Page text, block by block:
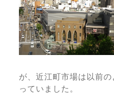
が、近江町市場は以前
っていました。